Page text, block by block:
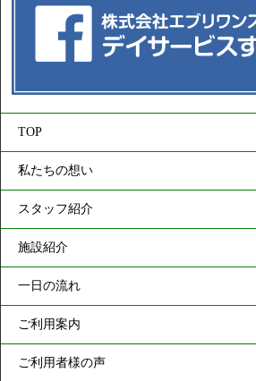
TOP
私たちの想い
スタッフ紹介
施設紹介
一日の流れ
ご利用案内
ご利用者様の声